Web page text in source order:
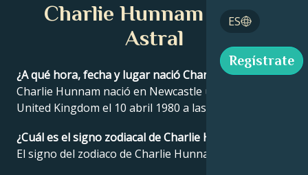
Sagitario
ES
English
Regístrate
Charlie Hunnam Carta
Astral
¿A qué hora, fecha y lugar nació Charlie Hunnam?
Charlie Hunnam nació en Newcastle upon Tyne,
United Kingdom el 10 abril 1980 a las .
¿Cuál es el signo zodiacal de Charlie Hunnam?
El signo del zodiaco de Charlie Hunnam es Aries.